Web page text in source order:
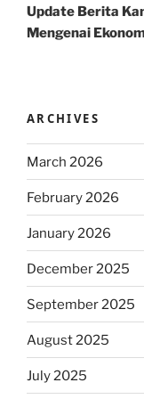
Post
Update Berita
Mengenai
ARCHIVES
March 2026
February 2026
January 2026
December 2025
September 2025
August 2025
July 2025